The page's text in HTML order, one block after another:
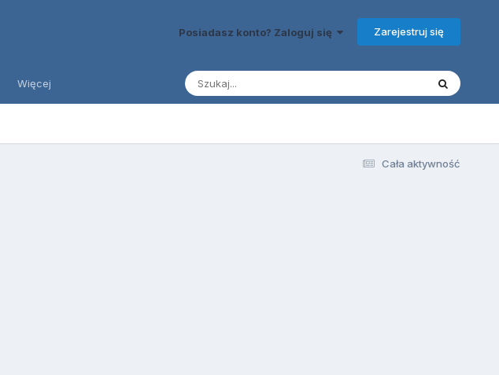
Posiadasz konto? Zaloguj się Zarejestruj się
Więcej
Cała aktywność